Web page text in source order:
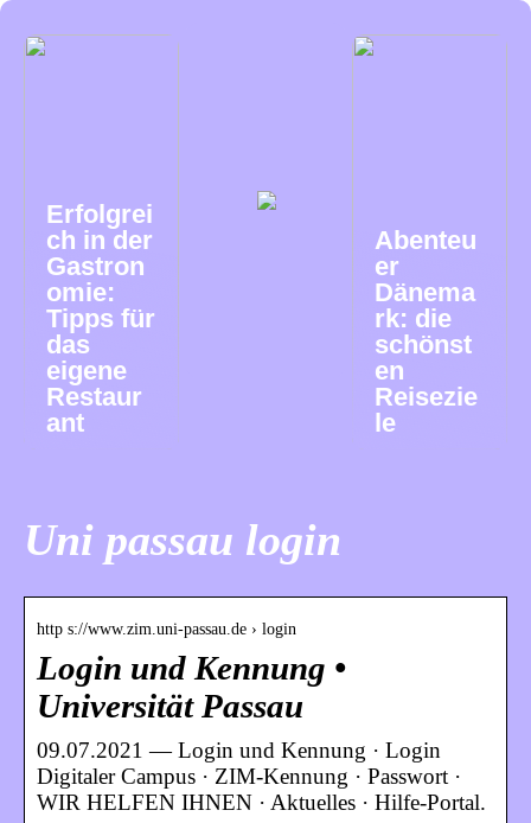
Erfolgrei
ch in der
Gastron
omie:
Tipps für
das
eigene
Restaur
ant
Abenteu
er
Dänema
rk: die
schönst
en
Reisezie
le
Uni passau login
http s://www.zim.uni-passau.de › login
Login und Kennung •
Universität Passau
09.07.2021 — Login und Kennung · Login
Digitaler Campus · ZIM-Kennung · Passwort ·
WIR HELFEN IHNEN · Aktuelles · Hilfe-Portal.